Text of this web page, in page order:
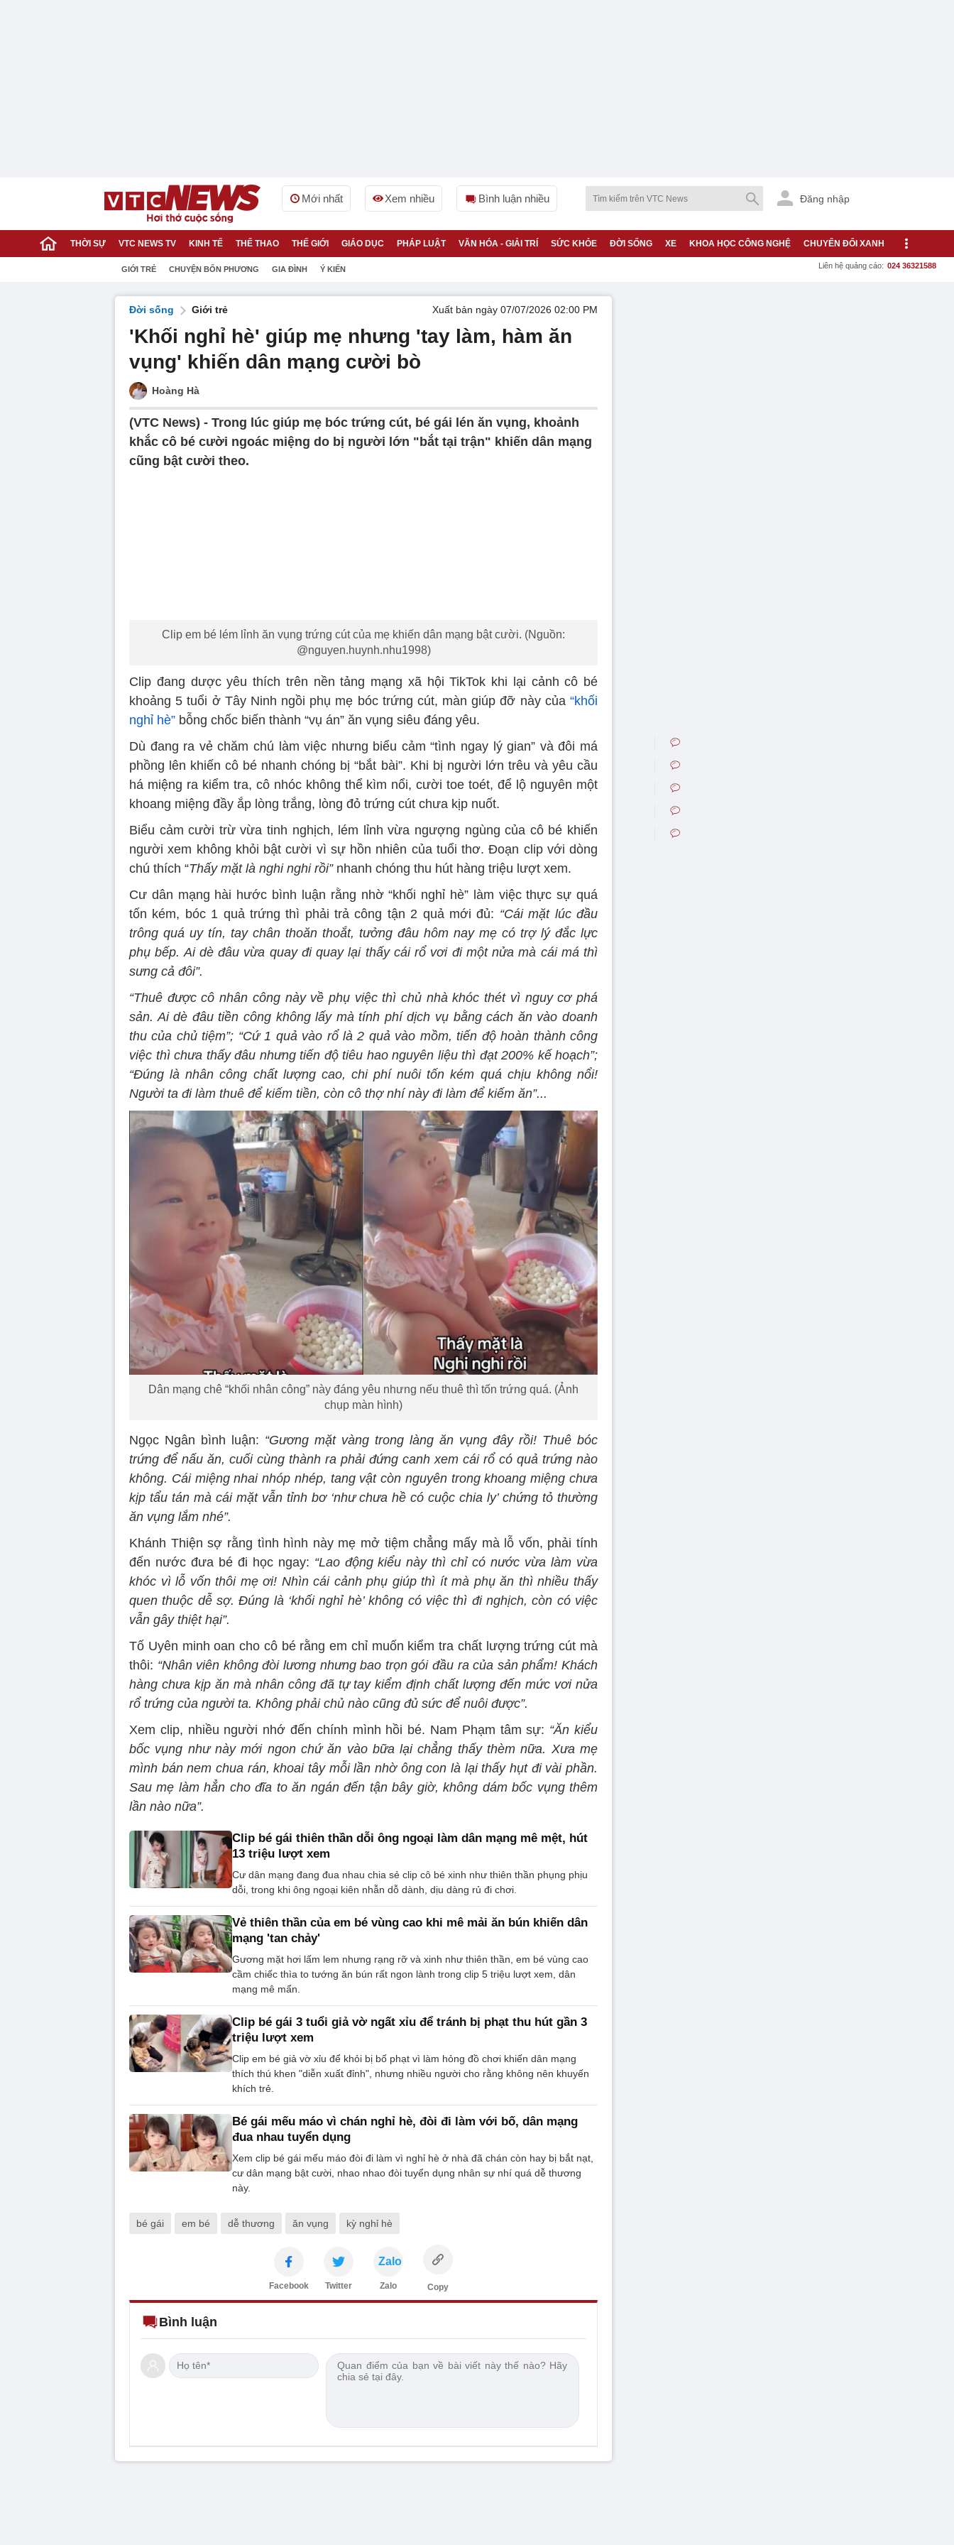
Mới nhất Xem nhiều Bình luận nhiều Đăng nhập
THỜI SỰ VTC NEWS TV KINH TẾ THỂ THAO THẾ GIỚI GIÁO DỤC PHÁP LUẬT VĂN HÓA - GIẢI TRÍ SỨC KHỎE ĐỜI SỐNG XE KHOA HỌC CÔNG NGHỆ CHUYỂN ĐỔI XANH
GIỚI TRẺ CHUYỆN BỐN PHƯƠNG GIA ĐÌNH Ý KIẾN Liên hệ quảng cáo: 024 36321588
Đời sống Giới trẻ Xuất bản ngày 07/07/2026 02:00 PM
'Khối nghỉ hè' giúp mẹ nhưng 'tay làm, hàm ăn
vụng' khiến dân mạng cười bò
Hoàng Hà
(VTC News) - Trong lúc giúp mẹ bóc trứng cút, bé gái lén ăn vụng, khoảnh
khắc cô bé cười ngoác miệng do bị người lớn "bắt tại trận" khiến dân mạng
cũng bật cười theo.
Clip em bé lém lỉnh ăn vụng trứng cút của mẹ khiến dân mạng bật cười. (Nguồn:
@nguyen.huynh.nhu1998)
Clip đang dược yêu thích trên nền tảng mạng xã hội TikTok khi lại cảnh cô bé
khoảng 5 tuổi ở Tây Ninh ngồi phụ mẹ bóc trứng cút, màn giúp đỡ này của “khối
nghỉ hè” bỗng chốc biến thành “vụ án” ăn vụng siêu đáng yêu.
Dù đang ra vẻ chăm chú làm việc nhưng biểu cảm “tình ngay lý gian” và đôi má
phồng lên khiến cô bé nhanh chóng bị “bắt bài”. Khi bị người lớn trêu và yêu cầu
há miệng ra kiểm tra, cô nhóc không thể kìm nổi, cười toe toét, để lộ nguyên một
khoang miệng đầy ắp lòng trắng, lòng đỏ trứng cút chưa kịp nuốt.
Biểu cảm cười trừ vừa tinh nghịch, lém lỉnh vừa ngượng ngùng của cô bé khiến
người xem không khỏi bật cười vì sự hồn nhiên của tuổi thơ. Đoạn clip với dòng
chú thích “Thấy mặt là nghi nghi rồi”nhanh chóng thu hút hàng triệu lượt xem.
Cư dân mạng hài hước bình luận rằng nhờ “khối nghỉ hè” làm việc thực sự quá
tốn kém, bóc 1 quả trứng thì phải trả công tận 2 quả mới đủ: “Cái mặt lúc đầu
trông quá uy tín, tay chân thoăn thoắt, tưởng đâu hôm nay mẹ có trợ lý đắc lực
phụ bếp. Ai dè đâu vừa quay đi quay lại thấy cái rổ vơi đi một nửa mà cái má thì
sưng cả đôi”.
“Thuê được cô nhân công này về phụ việc thì chủ nhà khóc thét vì nguy cơ phá
sản. Ai dè đâu tiền công không lấy mà tính phí dịch vụ bằng cách ăn vào doanh
thu của chủ tiệm”; “Cứ 1 quả vào rổ là 2 quả vào mồm, tiến độ hoàn thành công
việc thì chưa thấy đâu nhưng tiến độ tiêu hao nguyên liệu thì đạt 200% kế hoạch”;
“Đúng là nhân công chất lượng cao, chi phí nuôi tốn kém quá chịu không nổi!
Người ta đi làm thuê để kiếm tiền, còn cô thợ nhí này đi làm để kiếm ăn”...
Dân mạng chê “khối nhân công” này đáng yêu nhưng nếu thuê thì tốn trứng quá. (Ảnh
chụp màn hình)
Ngọc Ngân bình luận: “Gương mặt vàng trong làng ăn vụng đây rồi! Thuê bóc
trứng để nấu ăn, cuối cùng thành ra phải đứng canh xem cái rổ có quả trứng nào
không. Cái miệng nhai nhóp nhép, tang vật còn nguyên trong khoang miệng chưa
kịp tẩu tán mà cái mặt vẫn tỉnh bơ ‘như chưa hề có cuộc chia ly’ chứng tỏ thường
ăn vụng lắm nhé”.
Khánh Thiện sợ rằng tình hình này mẹ mở tiệm chẳng mấy mà lỗ vốn, phải tính
đến nước đưa bé đi học ngay: “Lao động kiểu này thì chỉ có nước vừa làm vừa
khóc vì lỗ vốn thôi mẹ ơi! Nhìn cái cảnh phụ giúp thì ít mà phụ ăn thì nhiều thấy
quen thuộc dễ sợ. Đúng là ‘khối nghỉ hè’ không có việc thì đi nghịch, còn có việc
vẫn gây thiệt hại”.
Tố Uyên minh oan cho cô bé rằng em chỉ muốn kiểm tra chất lượng trứng cút mà
thôi: “Nhân viên không đòi lương nhưng bao trọn gói đầu ra của sản phẩm! Khách
hàng chưa kịp ăn mà nhân công đã tự tay kiểm định chất lượng đến mức vơi nửa
rổ trứng của người ta. Không phải chủ nào cũng đủ sức để nuôi được”.
Xem clip, nhiều người nhớ đến chính mình hồi bé. Nam Phạm tâm sự: “Ăn kiểu
bốc vụng như này mới ngon chứ ăn vào bữa lại chẳng thấy thèm nữa. Xưa mẹ
mình bán nem chua rán, khoai tây mỗi lần nhờ ông con là lại thấy hụt đi vài phần.
Sau mẹ làm hẳn cho đĩa to ăn ngán đến tận bây giờ, không dám bốc vụng thêm
lần nào nữa”.
Clip bé gái thiên thần dỗi ông ngoại làm dân mạng mê mệt, hút
13 triệu lượt xem
Cư dân mạng đang đua nhau chia sẻ clip cô bé xinh như thiên thần phụng phịu
dỗi, trong khi ông ngoại kiên nhẫn dỗ dành, dịu dàng rủ đi chơi.
Vẻ thiên thần của em bé vùng cao khi mê mải ăn bún khiến dân
mạng 'tan chảy'
Gương mặt hơi lấm lem nhưng rạng rỡ và xinh như thiên thần, em bé vùng cao
cầm chiếc thìa to tướng ăn bún rất ngon lành trong clip 5 triệu lượt xem, dân
mạng mê mẩn.
Clip bé gái 3 tuổi giả vờ ngất xỉu để tránh bị phạt thu hút gần 3
triệu lượt xem
Clip em bé giả vờ xỉu để khỏi bị bố phạt vì làm hỏng đồ chơi khiến dân mạng
thích thú khen "diễn xuất đỉnh", nhưng nhiều người cho rằng không nên khuyến
khích trẻ.
Bé gái mếu máo vì chán nghỉ hè, đòi đi làm với bố, dân mạng
đua nhau tuyển dụng
Xem clip bé gái mếu máo đòi đi làm vì nghỉ hè ở nhà đã chán còn hay bị bắt nạt,
cư dân mạng bật cười, nhao nhao đòi tuyển dụng nhân sự nhí quá dễ thương
này.
bé gái em bé dễ thương ăn vụng kỳ nghỉ hè
Facebook Twitter
Zalo
Zalo Copy
Bình luận